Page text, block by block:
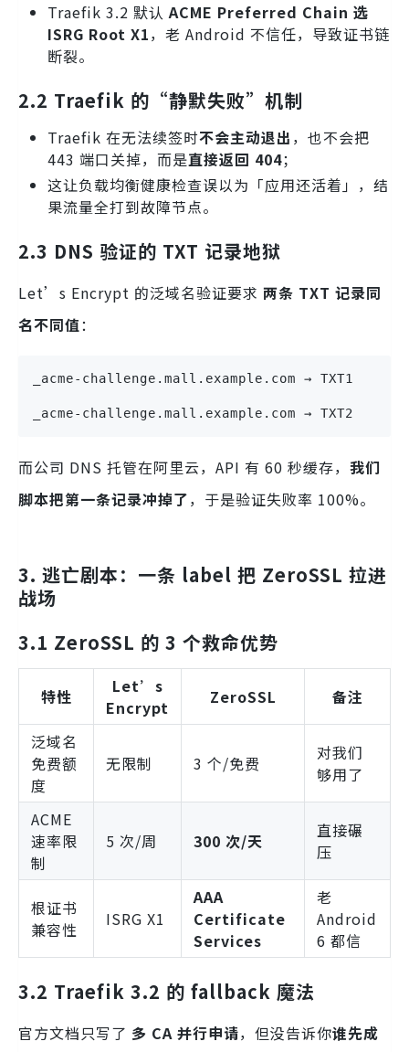
Traefik 3.2 默认ACME Preferred Chain 选
ISRG Root X1，老 Android 不信任，导致证书链
断裂。
2.2 Traefik 的“静默失败”机制
Traefik 在无法续签时不会主动退出 ，也不会把
443 端口关掉，而是直接返回 404；
这让负载均衡健康检查误以为「应用还活着」，结
果流量全打到故障节点。
2.3 DNS 验证的 TXT 记录地狱
Let’s Encrypt 的泛域名验证要求 两条 TXT 记录同
名不同值：
_acme-challenge.mall.example.com → TXT1
_acme-challenge.mall.example.com → TXT2
而公司 DNS 托管在阿里云，API 有 60 秒缓存， 我们
脚本把第一条记录冲掉了，于是验证失败率 100%。
3. 逃亡剧本：一条 label 把 ZeroSSL 拉进
战场
3.1 ZeroSSL 的 3 个救命优势
特性
Let’s
Encrypt
ZeroSSL 备注
泛域名
免费额
度
无限制 3 个/免费
对我们
够用了
ACME
速率限
制
5 次/周 300 次/天
直接碾
压
根证书
兼容性
ISRG X1
AAA
Certificate
Services
老
Android
6 都信
3.2 Traefik 3.2 的 fallback 魔法
官方文档只写了 多 CA 并行申请，但没告诉你谁先成